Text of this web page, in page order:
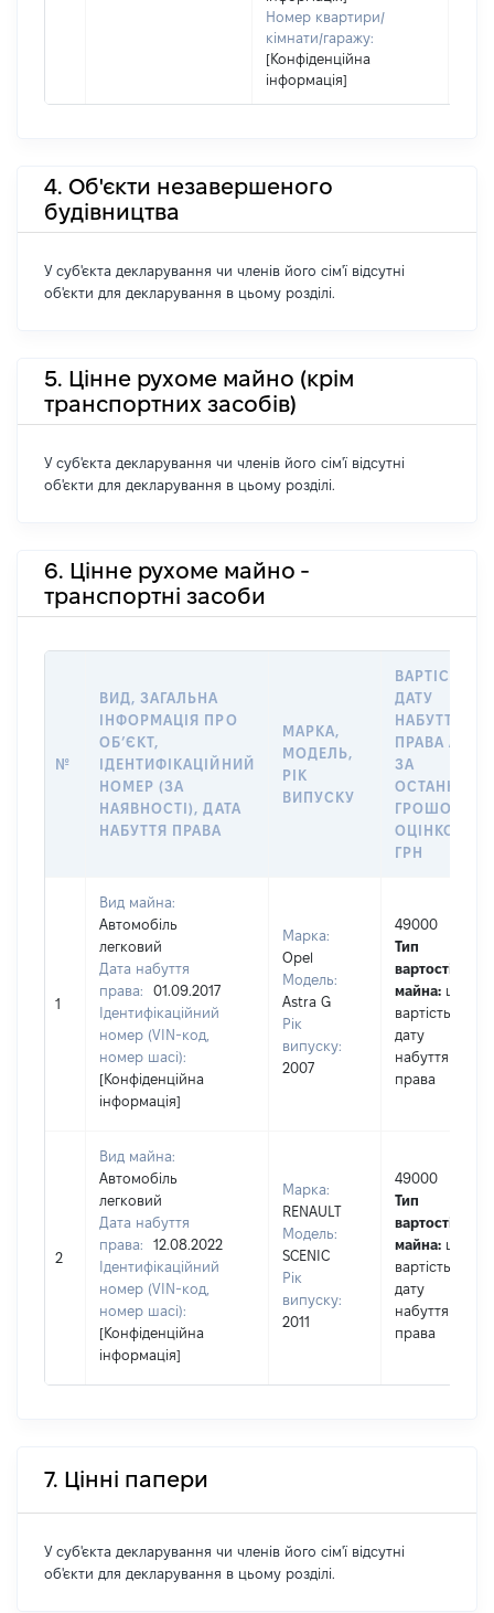
Номер квартири/
кімнати/гаражу:
[Конфіденційна
інформація]
4. Об'єкти незавершеного
будівництва
У суб'єкта декларування чи членів його сім'ї відсутні
об'єкти для декларування в цьому розділі.
5. Цінне рухоме майно (крім
транспортних засобів)
У суб'єкта декларування чи членів його сім'ї відсутні
об'єкти для декларування в цьому розділі.
6. Цінне рухоме майно -
транспортні засоби
№
ВИД, ЗАГАЛЬНА
ІНФОРМАЦІЯ ПРО
ОБʼЄКТ,
ІДЕНТИФІКАЦІЙНИЙ
НОМЕР (ЗА
НАЯВНОСТІ), ДАТА
НАБУТТЯ ПРАВА
МАРКА,
МОДЕЛЬ,
РІК
ВИПУСКУ
ВАРТІСТЬ НА
ДАТУ
НАБУТТЯ
ПРАВА АБО
ЗА
ГРОШОВОЮ
ОЦІНКОЮ,
ГРН
1
Вид майна:
Автомобіль
легковий
Дата набуття
права:
01.09.2017
Ідентифікаційний
номер (VIN-код,
номер шасі):
[Конфіденційна
інформація]
Марка:
Оpel
Модель:
Astra G
Рік
випуску:
2007
49000
Тип
вартості
майна: це
вартість на
дату
набуття
права
2
Вид майна:
Автомобіль
легковий
Дата набуття
права:
12.08.2022
Ідентифікаційний
номер (VIN-код,
номер шасі):
[Конфіденційна
інформація]
Марка:
RENAULT
Модель:
SCENIC
Рік
випуску:
2011
49000
Тип
вартості
майна: це
вартість на
дату
набуття
права
7. Цінні папери
У суб'єкта декларування чи членів його сім'ї відсутні
об'єкти для декларування в цьому розділі.